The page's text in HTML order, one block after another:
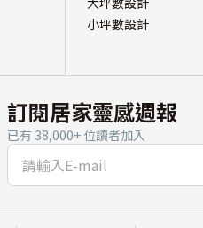
小坪數設計
訂閱居家靈感週報
已有 38,000+ 位讀者加入